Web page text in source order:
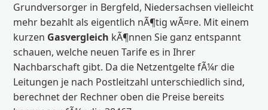
Grundversorger in Bergfeld, Niedersachsen vielleicht
mehr bezahlt als eigentlich nÃ¶tig wÃ¤re. Mit einem
kurzen Gasvergleich kÃ¶nnen Sie ganz entspannt
schauen, welche neuen Tarife es in Ihrer
Nachbarschaft gibt. Da die Netzentgelte fÃ¼r die
Leitungen je nach Postleitzahl unterschiedlich sind,
berechnet der Rechner oben die Preise bereits